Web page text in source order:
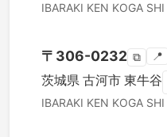
IBARAKI KEN KOGA SHI
〒 306-0232 ⧉ 📍
茨城県 古河市 東牛谷
IBARAKI KEN KOGA SHI